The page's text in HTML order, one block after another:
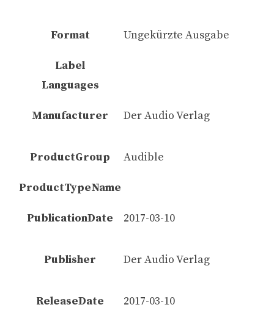
Format Ungekürzte Ausgabe
Label
Languages
Manufacturer Der Audio Verlag
ProductGroup Audible
ProductTypeName
PublicationDate 2017-03-10
Publisher Der Audio Verlag
ReleaseDate 2017-03-10